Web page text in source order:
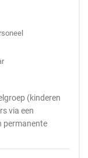
(kinderen
via een
permanente